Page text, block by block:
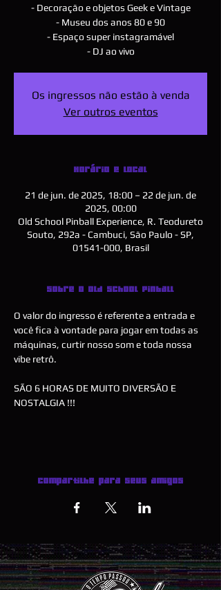
- Decoração e objetos Geek e Vintage
- Museu dos anos 80 e 90
- Espaço super instagramável
- DJ ao vivo
Os ingressos não estão à venda
Ver outros eventos
Horário e local
21 de jun. de 2025, 18:00 – 22 de jun. de
2025, 00:00
Old School Pinball Experience, R. Teodureto
Souto, 292a - Cambuci, São Paulo - SP,
01541-000, Brasil
Sobre o Old School Pinball
O valor do ingresso é referente a entrada e
você fica à vontade para jogar em todas as
máquinas, curtir nosso som e toda nossa
vibe retrô.
SÃO 6 HORAS DE MUITO DIVERSÃO E
NOSTALGIA !!!
Compartilhe para seus amigos